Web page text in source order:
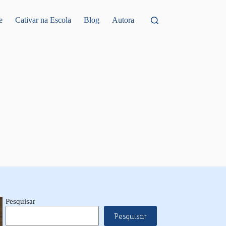
Cativar na Escola Blog Autora
Pesquisar
Pesquisar